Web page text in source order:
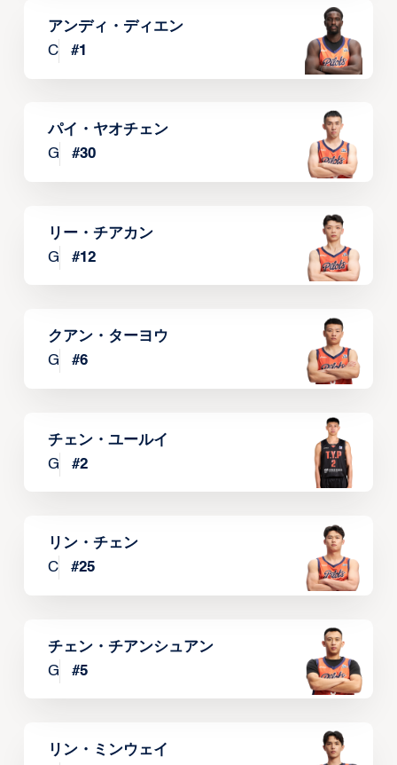
アンディ・ディエン
C
#1
パイ・ヤオチェン
G
#30
リー・チアカン
G
#12
クアン・ターヨウ
G
#6
チェン・ユールイ
G
#2
リン・チェン
C
#25
チェン・チアンシュアン
G
#5
リン・ミンウェイ